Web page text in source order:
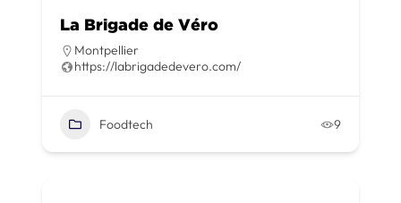
La Brigade de Véro
Montpellier
https://labrigadedevero.com/
Foodtech 9